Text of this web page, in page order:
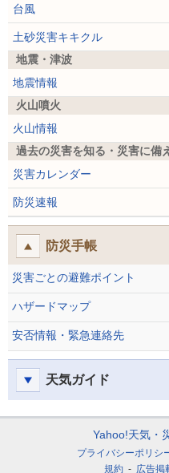
台風
土砂災害キキクル
地震・津波
地震情報
火山噴火
火山情報
過去の災害を知る・災害に備
災害カレンダー
防災速報
防災手帳
災害ごとの避難ポイント
ハザードマップ
安否情報・緊急連絡先
天気ガイド
Yahoo!天気・
プライバシーポリシ
規約
広告掲